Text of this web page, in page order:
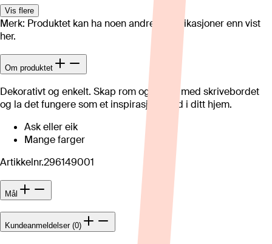
Vis flere
Merk: Produktet kan ha noen andre spesifikasjoner enn vist
her.
Om produktet
Dekorativt og enkelt. Skap rom og orden med skrivebordet
og la det fungere som et inspirasjonssted i ditt hjem.
Ask eller eik
Mange farger
Artikkelnr.296149001
Mål
Kundeanmeldelser (0)